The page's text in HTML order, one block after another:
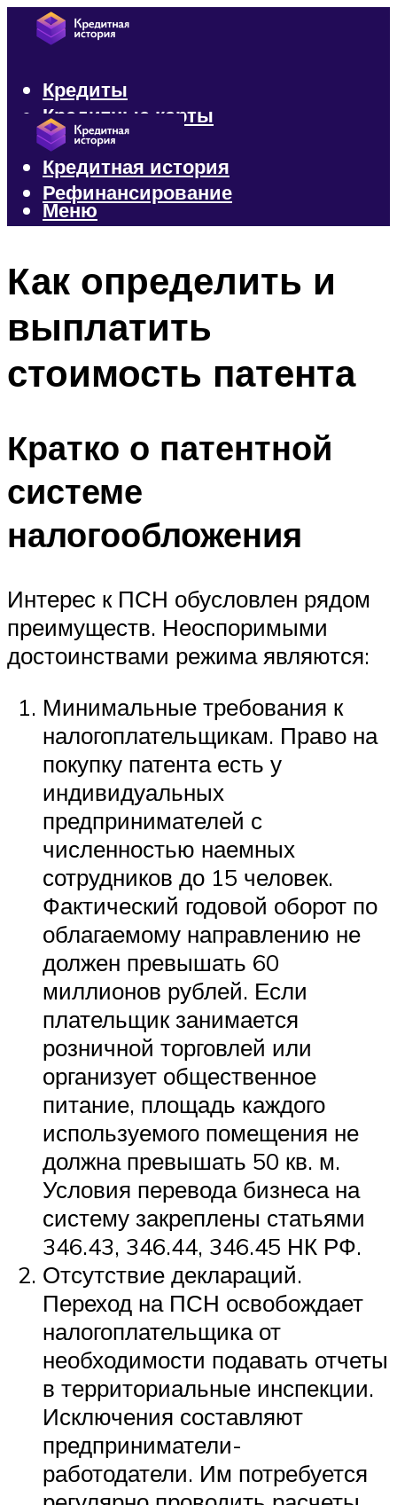
Кредиты
Кредитные карты
Микрозаймы
Кредитная история
Рефинансирование
Меню
Как определить и
выплатить
стоимость патента
Кратко о патентной
системе
налогообложения
Интерес к ПСН обусловлен рядом
преимуществ. Неоспоримыми
достоинствами режима являются:
Минимальные требования к
налогоплательщикам. Право на
покупку патента есть у
индивидуальных
предпринимателей с
численностью наемных
сотрудников до 15 человек.
Фактический годовой оборот по
облагаемому направлению не
должен превышать 60
миллионов рублей. Если
плательщик занимается
розничной торговлей или
организует общественное
питание, площадь каждого
используемого помещения не
должна превышать 50 кв. м.
Условия перевода бизнеса на
систему закреплены статьями
346.43, 346.44, 346.45 НК РФ.
Отсутствие деклараций.
Переход на ПСН освобождает
налогоплательщика от
необходимости подавать отчеты
в территориальные инспекции.
Исключения составляют
предприниматели-
работодатели. Им потребуется